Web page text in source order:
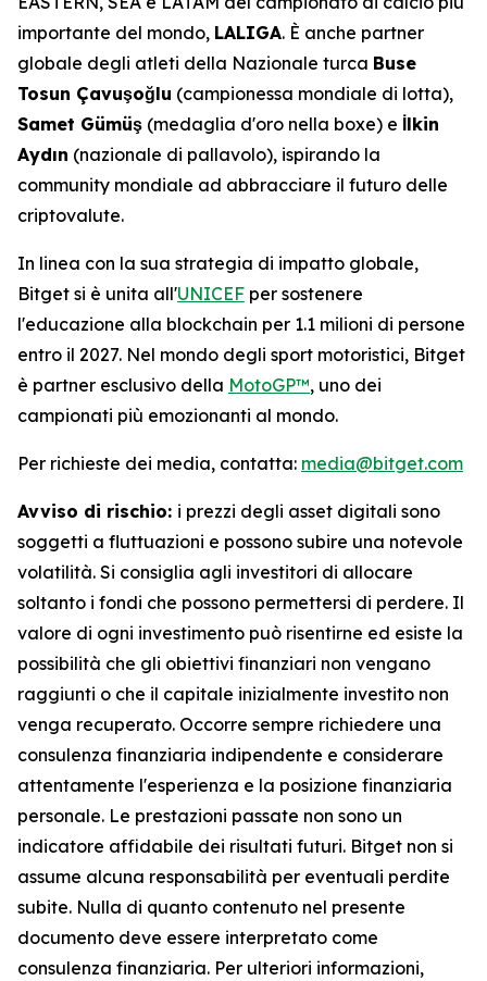
importante del mondo, LALIGA. È anche partner
globale degli atleti della Nazionale turca Buse
Tosun Çavuşoğlu (campionessa mondiale di lotta),
Samet Gümüş (medaglia d'oro nella boxe) e İlkin
Aydın (nazionale di pallavolo), ispirando la
community mondiale ad abbracciare il futuro delle
criptovalute.
In linea con la sua strategia di impatto globale,
Bitget si è unita all'UNICEF per sostenere
l'educazione alla blockchain per 1.1 milioni di persone
entro il 2027. Nel mondo degli sport motoristici, Bitget
è partner esclusivo della MotoGP™, uno dei
campionati più emozionanti al mondo.
Per richieste dei media, contatta: media@bitget.com
Avviso di rischio: i prezzi degli asset digitali sono
soggetti a fluttuazioni e possono subire una notevole
volatilità. Si consiglia agli investitori di allocare
soltanto i fondi che possono permettersi di perdere. Il
valore di ogni investimento può risentirne ed esiste la
possibilità che gli obiettivi finanziari non vengano
raggiunti o che il capitale inizialmente investito non
venga recuperato. Occorre sempre richiedere una
consulenza finanziaria indipendente e considerare
attentamente l'esperienza e la posizione finanziaria
personale. Le prestazioni passate non sono un
indicatore affidabile dei risultati futuri. Bitget non si
assume alcuna responsabilità per eventuali perdite
subite. Nulla di quanto contenuto nel presente
documento deve essere interpretato come
consulenza finanziaria. Per ulteriori informazioni,